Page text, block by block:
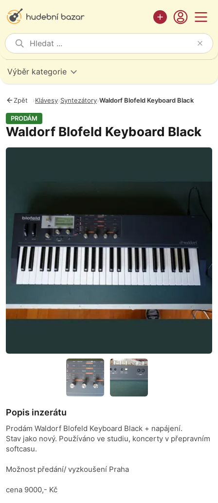
Výběr kategorie
Zpět ›Klávesy›Syntezátory›Waldorf Blofeld Keyboard Black
PRODÁM
Waldorf Blofeld Keyboard Black
Fotografie
Popis inzerátu
Prodám Waldorf Blofeld Keyboard Black + napájení.
Stav jako nový. Používáno ve studiu, koncerty v přepravním
softcasu.
Možnost předání/ vyzkoušení Praha
cena 9000,- Kč